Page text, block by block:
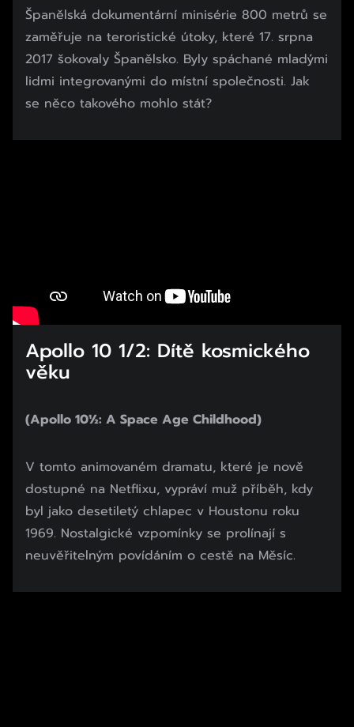
Španělská dokumentární minisérie 800 metrů se
zaměřuje na teroristické útoky, které 17. srpna
2017 šokovaly Španělsko. Byly spáchané mladými
lidmi integrovanými do místní společnosti. Jak
se něco takového mohlo stát?
Apollo 10 1/2: Dítě kosmického
věku
(Apollo 10½: A Space Age Childhood)
V tomto animovaném dramatu, které je nově
dostupné na Netflixu, vypráví muž příběh, kdy
byl jako desetiletý chlapec v Houstonu roku
1969. Nostalgické vzpomínky se prolínají s
neuvěřitelným povídáním o cestě na Měsíc.